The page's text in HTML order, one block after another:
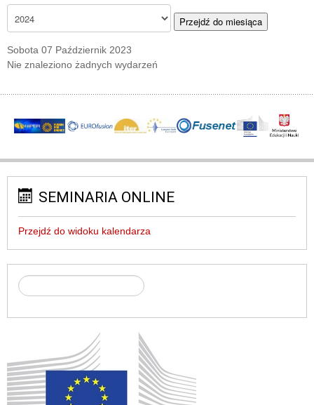
Przejdź do miesiąca
Sobota 07 Październik 2023
Nie znaleziono żadnych wydarzeń
SEMINARIA ONLINE
Przejdź do widoku kalendarza